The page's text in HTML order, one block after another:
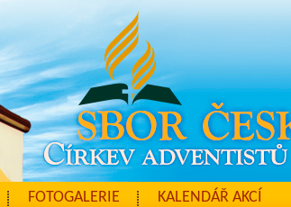
FOTOGALERIE KALENDÁŘ AKCÍ